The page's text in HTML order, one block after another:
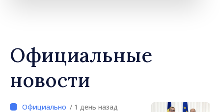
Официальные
новости
/ 1 день назад